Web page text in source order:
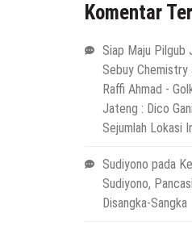
Komentar
Siap Maju Pilgub
Sebuy Chemistry
Raffi Ahmad -
Jateng : Dico
Sejumlah Lokasi
Sudiyono pada
Sudiyono,
Disangka-Sangka